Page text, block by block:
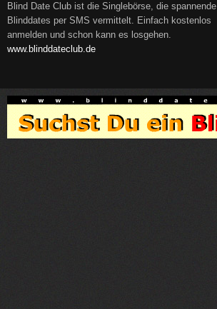
Blind Date Club ist die Singlebörse, die spannende
Blinddates per SMS vermittelt. Einfach kostenlos
anmelden und schon kann es losgehen.
www.blinddateclub.de